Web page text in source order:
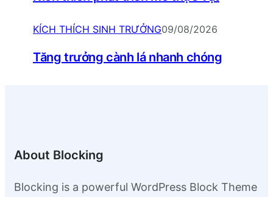
KÍCH THÍCH SINH TRƯỞNG09/08/2026
Tăng trưởng cành lá nhanh chóng
About Blocking
Blocking is a powerful WordPress Block Theme